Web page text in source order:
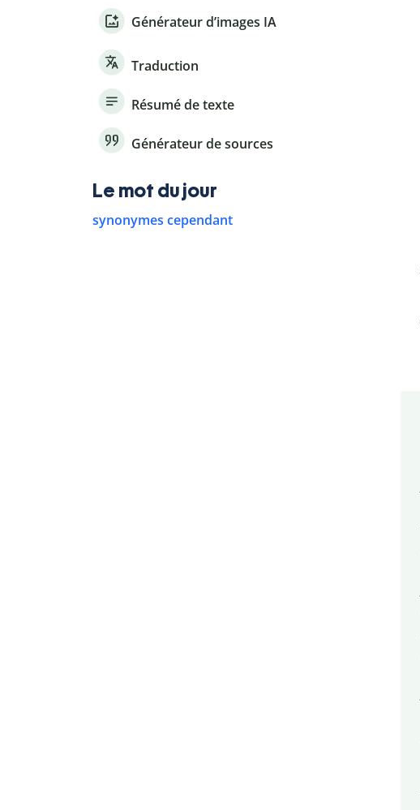
Générateur d’images IA
Traduction
Résumé de texte
Générateur de sources
Le mot du jour
synonymes cependant